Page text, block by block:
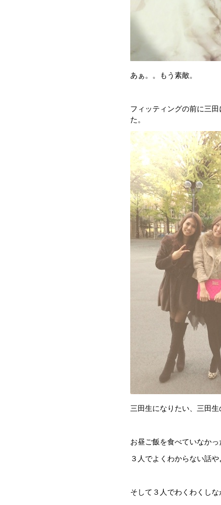
あぁ。。もう素敵。
フィッティングの前に三
た。
三田生になりたい、三田
お昼ご飯を食べていなか
３人でよくわからない話
そして３人でわくわくし